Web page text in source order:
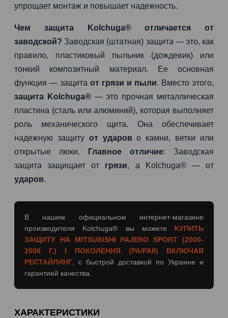
упрощает монтаж и повышает надежность.
Чем защита Kolchuga® отличается от
заводской? Заводская (штатная) защита — это, как
правило, пластиковый пыльник (дождевик) или
тонкий композитный материал. Ее основная
функция — защита от грязи и пыли. Вместо этого,
защита Kolchuga®— это прочная металлическая
пластина (сталь или алюминий), которая выполняет
роль механического щита. Она обеспечивает
надежную защиту от ударов о камни, ветки или
открытые люки.
Главное отличие: Заводская
защита защищает от грязи, а Kolchuga® — от
ударов.
В нашем официальном интернет-магазине
производителя Kolchuga® вы можете КУПИТЬ
ЗАЩИТУ НА MITSUBISHI PAJERO SPORT (2000-
2008 Г.) I ПОКОЛЕНИЯ (PA/PAII) ВКЛЮЧАЯ
РЕСТАЙЛИНГ , с быстрой доставкой по Украине и
гарантией качества.
ХАРАКТЕРИСТИКИ